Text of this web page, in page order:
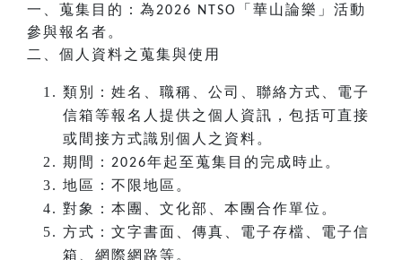
一、蒐集目的：為2026 NTSO
「華山論樂」活動
參與報名者。
二、個人資料之蒐集與使用
類別：姓名、職稱、公司、聯絡方式、電子
信箱等報名人提供之個人資訊，包括可直接
或間接方式識別個人之資料。
期間： 2026年起至蒐集目的完成時止。
地區：不限地區。
對象：本團、文化部、本團合作單位。
方式：文字書面、傳真、電子存檔、電子信
箱、網際網路等。